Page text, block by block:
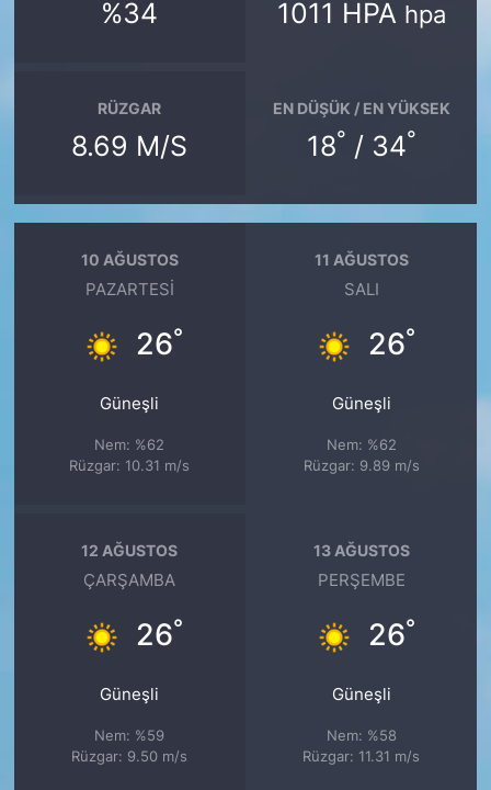
%34 1011 HPA hpa
RÜZGAR
8.69 M/S
EN DÜŞÜK / EN YÜKSEK
18° / 34°
10 AĞUSTOS
PAZARTESI
26°
Güneşli
Nem: %62
Rüzgar: 10.31 m/s
11 AĞUSTOS
SALI
26°
Güneşli
Nem: %62
Rüzgar: 9.89 m/s
12 AĞUSTOS
ÇARŞAMBA
26°
Güneşli
Nem: %59
Rüzgar: 9.50 m/s
13 AĞUSTOS
PERŞEMBE
26°
Güneşli
Nem: %58
Rüzgar: 11.31 m/s